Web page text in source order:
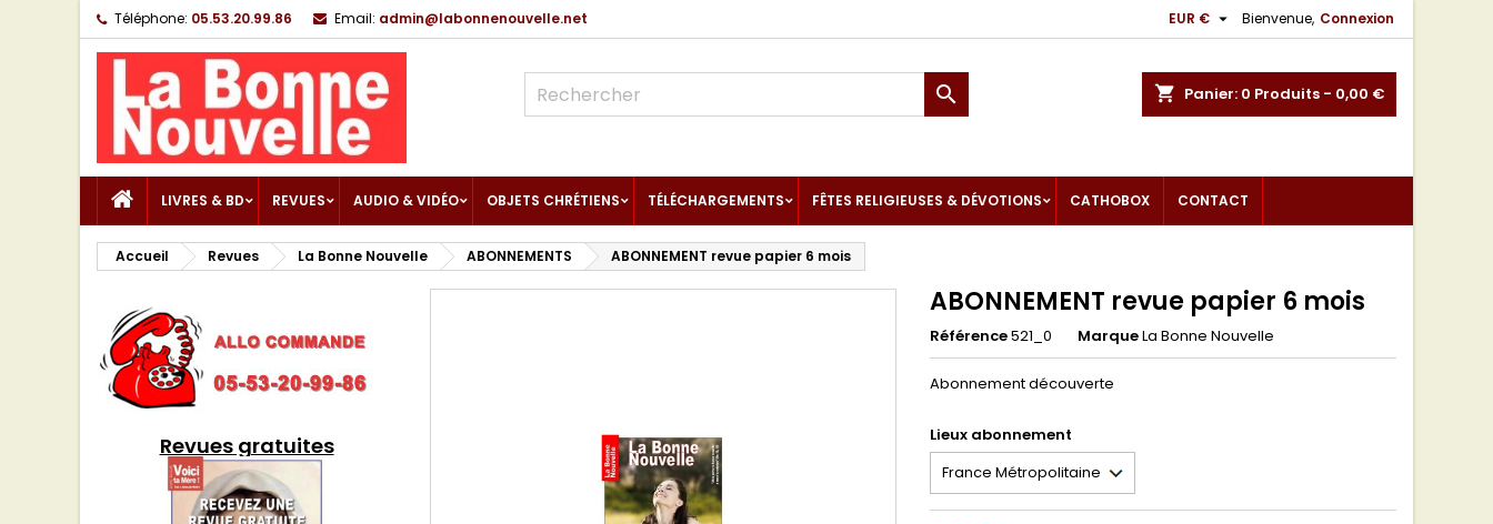
Téléphone: 05.53.20.99.86 Email: admin@labonnenouvelle.net Bienvenue, Connexion
EUR € 
shopping_cart Panier: 0 Produits - 0,00 €

LIVRES & BD REVUES AUDIO & VIDÉO OBJETS CHRÉTIENS TÉLÉCHARGEMENTS FÊTES RELIGIEUSES & DÉVOTIONS CATHOBOX CONTACT
Accueil Revues La Bonne Nouvelle ABONNEMENTS ABONNEMENT revue papier 6 mois
Revues gratuites
ABONNEMENT revue papier 6 mois
Référence521_0 MarqueLa Bonne Nouvelle
Abonnement découverte
Lieux abonnement